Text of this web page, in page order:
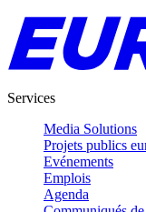
Services
Media Solutions
Projets publics
Evénements
Emplois
Agenda